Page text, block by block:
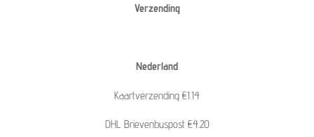
Verzending
Nederland
Kaartverzending €1.14
DHL Brievenbuspost €4.20